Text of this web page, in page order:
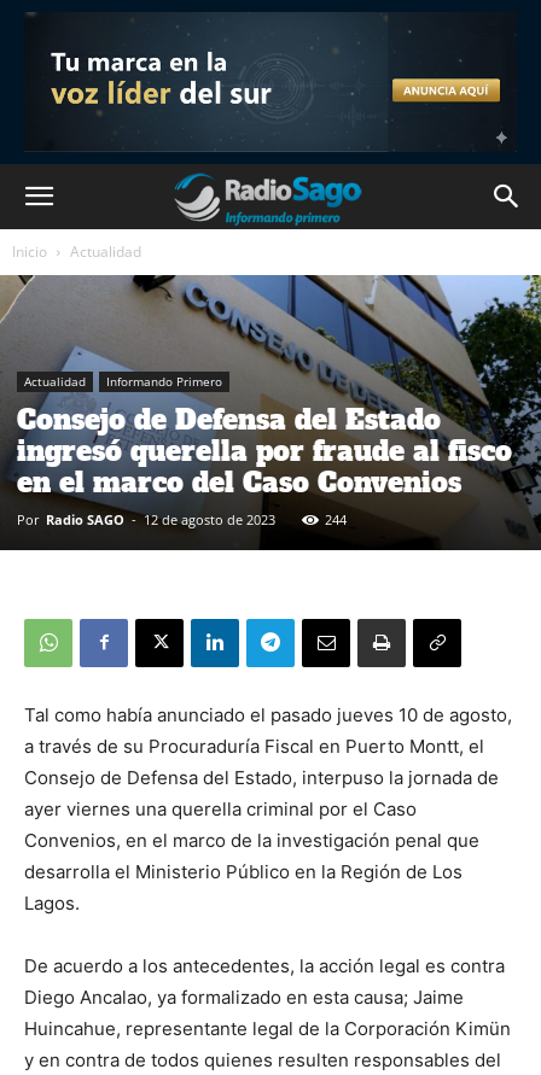
Inicio Actualidad
Actualidad Informando Primero
Consejo de Defensa del Estado
ingresó querella por fraude al fisco
en el marco del Caso Convenios
Por Radio SAGO - 12 de agosto de 2023 244
Tal como había anunciado el pasado jueves 10 de agosto,
a través de su Procuraduría Fiscal en Puerto Montt, el
Consejo de Defensa del Estado, interpuso la jornada de
ayer viernes una querella criminal por el Caso
Convenios, en el marco de la investigación penal que
desarrolla el Ministerio Público en la Región de Los
Lagos.
De acuerdo a los antecedentes, la acción legal es contra
Diego Ancalao, ya formalizado en esta causa; Jaime
Huincahue, representante legal de la Corporación Kimün
y en contra de todos quienes resulten responsables del